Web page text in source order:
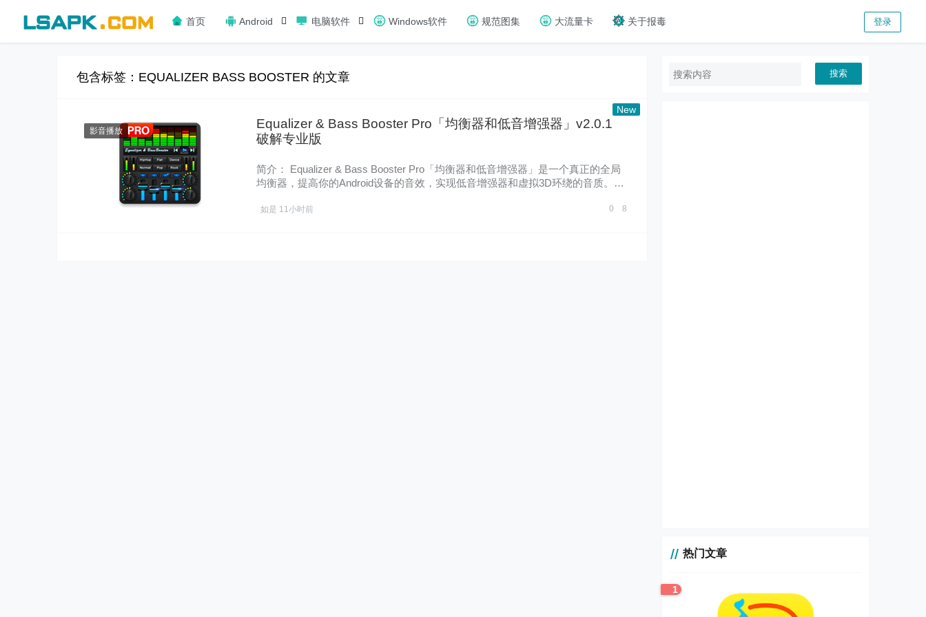
首页 Android 电脑软件 Windows软件 规范图集 大流量卡 关于报毒 登录
包含标签：EQUALIZER BASS BOOSTER 的文章
影音播放
Equalizer & Bass Booster Pro「均衡器和低音增强器」v2.0.1
破解专业版
简介： Equalizer & Bass Booster Pro「均衡器和低音增强器」是一个真正的全局
均衡器，提高你的Android设备的音效，实现低音增强器和虚拟3D环绕的音质。
如是 11小时前 0 8
搜索
热门文章
1